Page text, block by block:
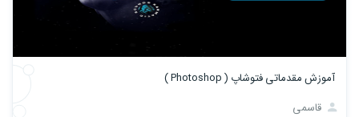
آموزش مقدماتی فتوشاپ ( Photoshop )
قاسمی